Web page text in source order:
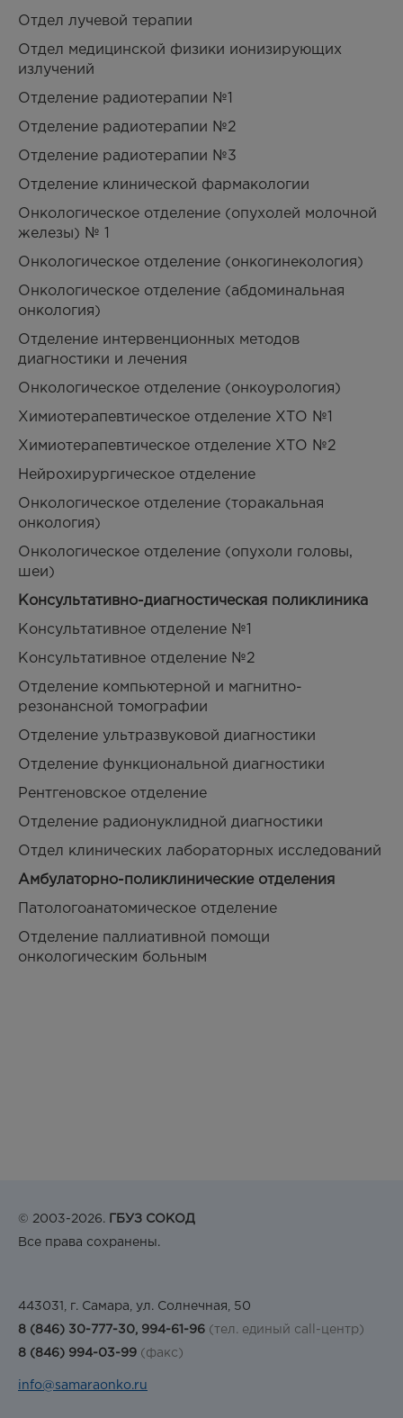
Отдел лучевой терапии
Отдел медицинской физики ионизирующих
излучений
Отделение радиотерапии №1
Отделение радиотерапии №2
Отделение радиотерапии №3
Отделение клинической фармакологии
Онкологическое отделение (опухолей молочной
железы) № 1
Онкологическое отделение (онкогинекология)
Онкологическое отделение (абдоминальная
онкология)
Отделение интервенционных методов
диагностики и лечения
Онкологическое отделение (онкоурология)
Химиотерапевтическое отделение ХТО №1
Химиотерапевтическое отделение ХТО №2
Нейрохирургическое отделение
Онкологическое отделение (торакальная
онкология)
Онкологическое отделение (опухоли головы,
шеи)
Консультативно-диагностическая поликлиника
Консультативное отделение №1
Консультативное отделение №2
Отделение компьютерной и магнитно-
резонансной томографии
Отделение ультразвуковой диагностики
Отделение функциональной диагностики
Рентгеновское отделение
Отделение радионуклидной диагностики
Отдел клинических лабораторных исследований
Амбулаторно-поликлинические отделения
Патологоанатомическое отделение
Отделение паллиативной помощи
онкологическим больным
© 2003-2026. ГБУЗ СОКОД
Все права сохранены.
443031, г. Самара, ул. Солнечная, 50
8 (846) 30-777-30, 994-61-96 (тел. единый call-центр)
8 (846) 994-03-99 (факс)
info@samaraonko.ru